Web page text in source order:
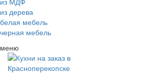
из дерева
белая мебель
черная мебель
меню